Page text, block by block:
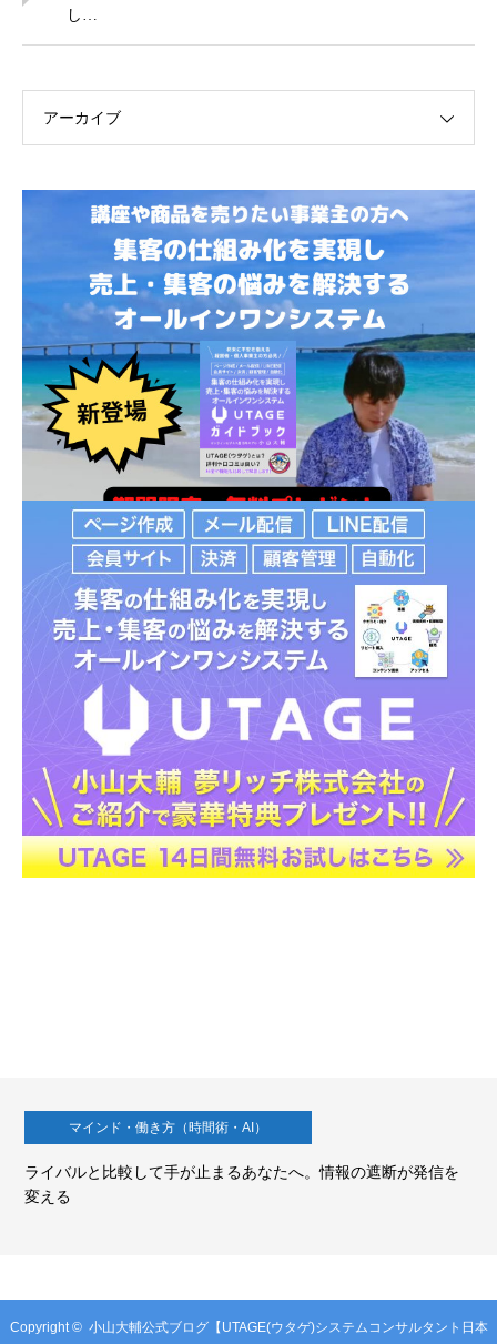
し…
アーカイブ
マインド・働き方（時間術・AI）
ライバルと比較して手が止まるあなたへ。情報の遮断が発信を
変える
Copyright © 小山大輔公式ブログ【UTAGE(ウタゲ)システムコンサルタント日本